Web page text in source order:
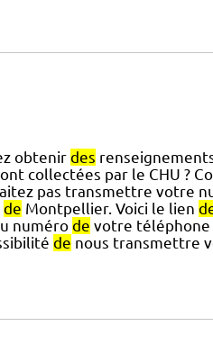
obtenir des
collectées par le CHU ?
pas transmettre votre
de Montpellier. Voici le lien
numéro de votre téléphone
de nous transmettre